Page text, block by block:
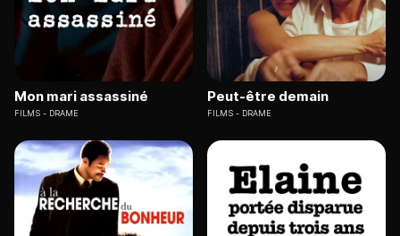
Mon mari assassiné
FILMS DRAME
Peut-être demain
FILMS DRAME